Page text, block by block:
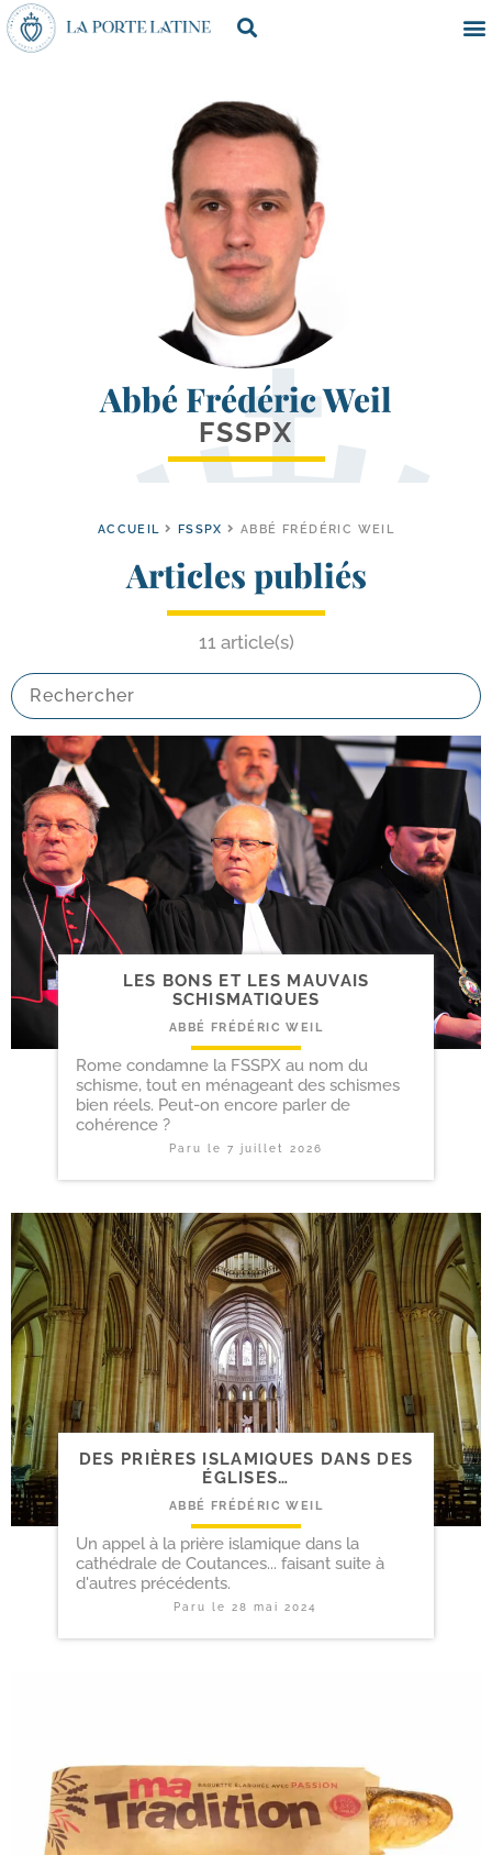
Abbé Frédéric Weil
FSSPX
ACCUEIL FSSPX ABBÉ FRÉDÉRIC WEIL
Articles publiés
11 article(s)
LES BONS ET LES MAUVAIS
SCHISMATIQUES
ABBÉ FRÉDÉRIC WEIL
Rome condamne la FSSPX au nom du
schisme, tout en ménageant des schismes
bien réels. Peut-on encore parler de
cohérence ?
Paru le 7 juillet 2026
DES PRIÈRES ISLAMIQUES DANS DES
ÉGLISES…
ABBÉ FRÉDÉRIC WEIL
Un appel à la prière islamique dans la
cathédrale de Coutances... faisant suite à
d'autres précédents.
Paru le28 mai 2024